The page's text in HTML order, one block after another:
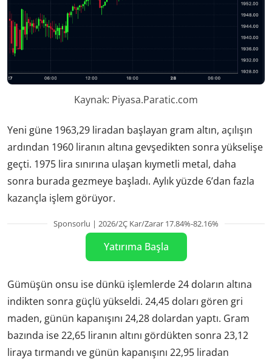
Kaynak: Piyasa.Paratic.com
Yeni güne 1963,29 liradan başlayan gram altın, açılışın
ardından 1960 liranın altına gevşedikten sonra yükselişe
geçti. 1975 lira sınırına ulaşan kıymetli metal, daha
sonra burada gezmeye başladı. Aylık yüzde 6’dan fazla
kazançla işlem görüyor.
Sponsorlu | 2026/2Ç Kar/Zarar 17.84%-82.16%
Yatırıma Başla
Gümüşün onsu ise dünkü işlemlerde 24 doların altına
indikten sonra güçlü yükseldi. 24,45 doları gören gri
maden, günün kapanışını 24,28 dolardan yaptı. Gram
bazında ise 22,65 liranın altını gördükten sonra 23,12
liraya tırmandı ve günün kapanışını 22,95 liradan